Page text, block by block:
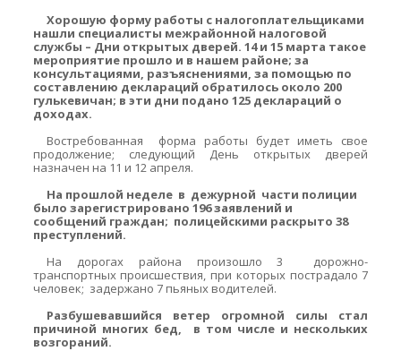
Хорошую форму работы с налогоплательщиками
нашли специалисты межрайонной налоговой
службы – Дни открытых дверей. 14 и 15 марта такое
мероприятие прошло и в нашем районе; за
консультациями, разъяснениями, за помощью по
составлению деклараций обратилось около 200
гулькевичан; в эти дни подано 125 деклараций о
доходах.
Востребованная форма работы будет иметь свое
продолжение; следующий День открытых дверей
назначен на 11 и 12 апреля.
На прошлой неделе в дежурной части полиции
было зарегистрировано 196 заявлений и
сообщений граждан; полицейскими раскрыто 38
преступлений.
На дорогах района произошло 3 дорожно-
транспортных происшествия, при которых пострадало 7
человек; задержано 7 пьяных водителей.
Разбушевавшийся ветер огромной силы стал
причиной многих бед, в том числе и нескольких
возгораний.